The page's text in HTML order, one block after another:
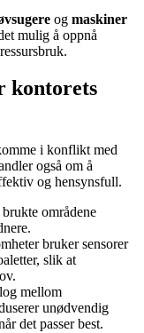
og maskiner
mulig å oppnå
kontorets
i konflikt med
også om å
og hensynsfull.
områdene
bruker sensorer
slik at
mellom
unødvendig
det passer best.